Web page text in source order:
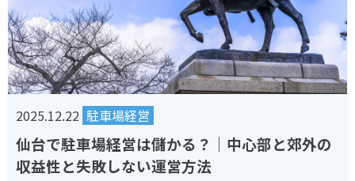
2025.12.22 駐車場経営
仙台で駐車場経営は儲かる？｜中心部と郊外の
収益性と失敗しない運営方法